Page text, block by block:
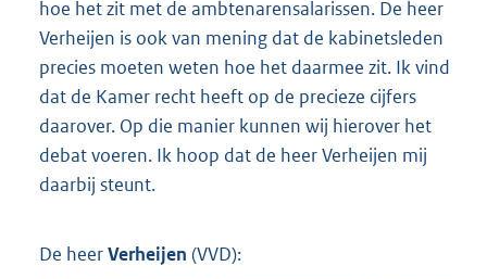
hoe het zit met de ambtenarensalarissen. De heer
Verheijen is ook van mening dat de kabinetsleden
precies moeten weten hoe het daarmee zit. Ik vind
dat de Kamer recht heeft op de precieze cijfers
daarover. Op die manier kunnen wij hierover het
debat voeren. Ik hoop dat de heer Verheijen mij
daarbij steunt.
De heerVerheijen (VVD):